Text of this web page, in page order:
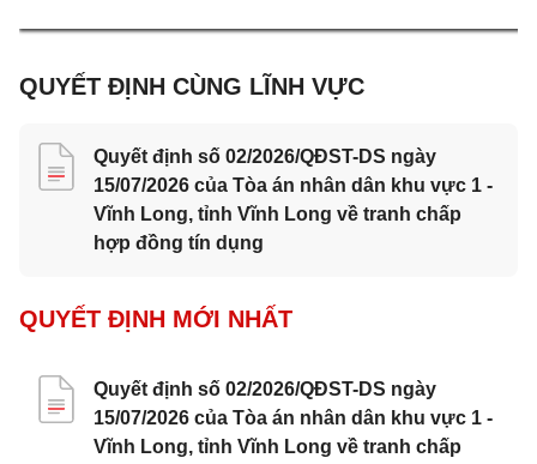
QUYẾT ĐỊNH CÙNG LĨNH VỰC
Quyết định số 02/2026/QĐST-DS ngày
15/07/2026 của Tòa án nhân dân khu vực 1 -
Vĩnh Long, tỉnh Vĩnh Long về tranh chấp
hợp đồng tín dụng
QUYẾT ĐỊNH MỚI NHẤT
Quyết định số 02/2026/QĐST-DS ngày
15/07/2026 của Tòa án nhân dân khu vực 1 -
Vĩnh Long, tỉnh Vĩnh Long về tranh chấp